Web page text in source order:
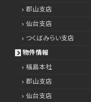
郡山支店
仙台支店
つくばみらい支店
物件情報
福島本社
郡山支店
仙台支店